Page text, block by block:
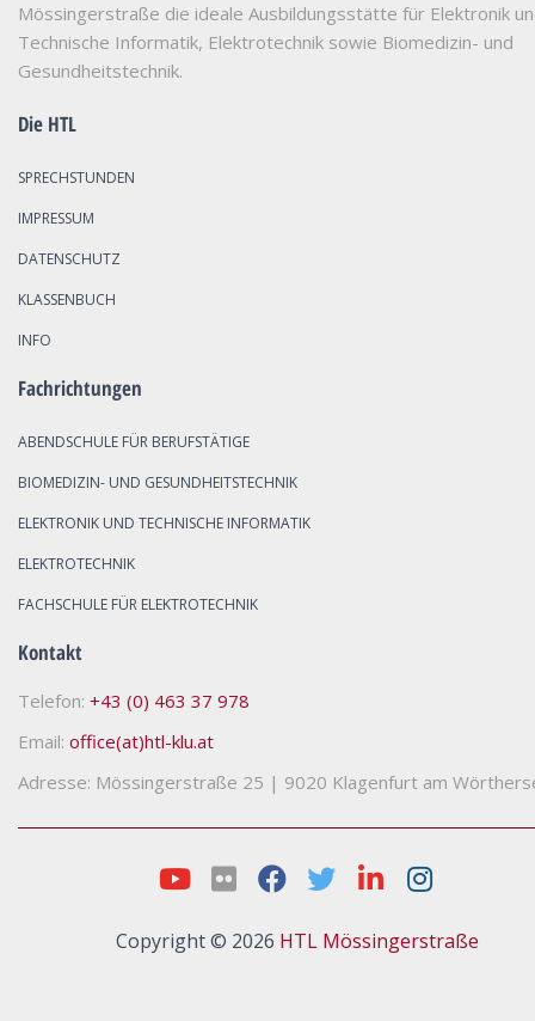
Mössingerstraße die ideale Ausbildungsstätte für Elektronik
Technische Informatik, Elektrotechnik sowie Biomedizin- und
Gesundheitstechnik.
Die HTL
SPRECHSTUNDEN
IMPRESSUM
DATENSCHUTZ
KLASSENBUCH
INFO
Fachrichtungen
ABENDSCHULE FÜR BERUFSTÄTIGE
BIOMEDIZIN- UND GESUNDHEITSTECHNIK
ELEKTRONIK UND TECHNISCHE INFORMATIK
ELEKTROTECHNIK
FACHSCHULE FÜR ELEKTROTECHNIK
Kontakt
Telefon: +43 (0) 463 37 978
Email: office(at)htl-klu.at
Adresse: Mössingerstraße 25 | 9020 Klagenfurt am
Copyright © 2026 HTL Mössingerstraße